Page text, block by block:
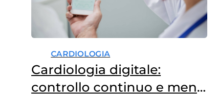
CARDIOLOGIA
Cardiologia digitale:
controllo continuo e meno